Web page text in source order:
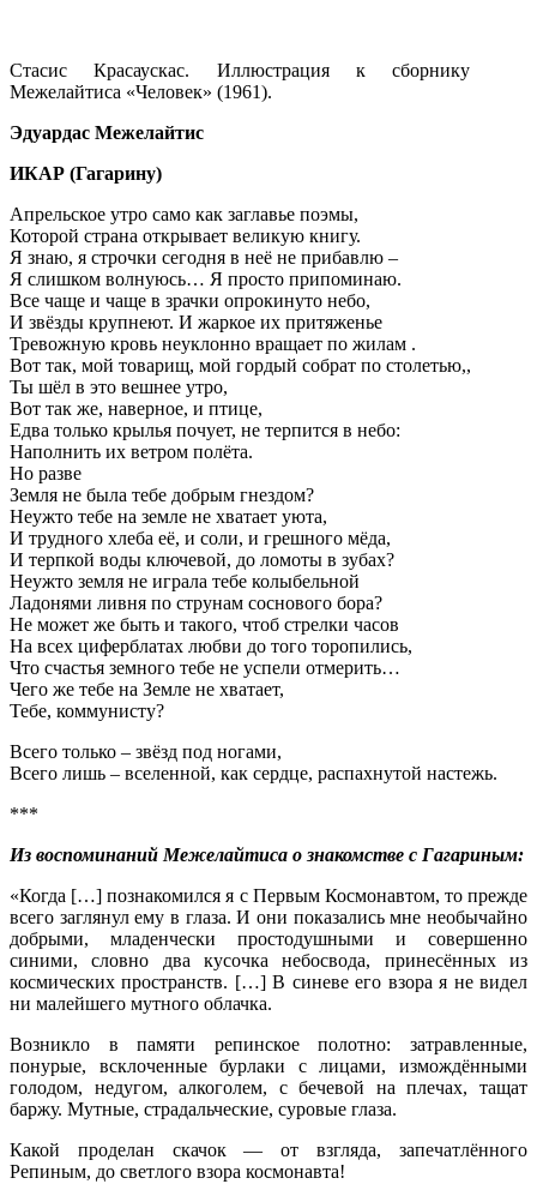
Стасис Красаускас. Иллюстрация к сборнику
Межелайтиса «Человек» (1961).
Эдуардас Межелайтис
ИКАР (Гагарину)
Апрельское утро само как заглавье поэмы,
Которой страна открывает великую книгу.
Я знаю, я строчки сегодня в неё не прибавлю –
Я слишком волнуюсь… Я просто припоминаю.
Все чаще и чаще в зрачки опрокинуто небо,
И звёзды крупнеют. И жаркое их притяженье
Тревожную кровь неуклонно вращает по жилам .
Вот так, мой товарищ, мой гордый собрат по столетью,,
Ты шёл в это вешнее утро,
Вот так же, наверное, и птице,
Едва только крылья почует, не терпится в небо:
Наполнить их ветром полёта.
Но разве
Земля не была тебе добрым гнездом?
Неужто тебе на земле не хватает уюта,
И трудного хлеба её, и соли, и грешного мёда,
И терпкой воды ключевой, до ломоты в зубах?
Неужто земля не играла тебе колыбельной
Ладонями ливня по струнам соснового бора?
Не может же быть и такого, чтоб стрелки часов
На всех циферблатах любви до того торопились,
Что счастья земного тебе не успели отмерить…
Чего же тебе на Земле не хватает,
Тебе, коммунисту?
Всего только – звёзд под ногами,
Всего лишь – вселенной, как сердце, распахнутой настежь.
***
Из воспоминаний Межелайтиса о знакомстве с Гагариным:
«Когда […] познакомился я с Первым Космонавтом, то прежде
всего заглянул ему в глаза. И они показались мне необычайно
добрыми, младенчески простодушными и совершенно
синими, словно два кусочка небосвода, принесённых из
космических пространств. […] В синеве его взора я не видел
ни малейшего мутного облачка.
Возникло в памяти репинское полотно: затравленные,
понурые, всклоченные бурлаки с лицами, измождёнными
голодом, недугом, алкоголем, с бечевой на плечах, тащат
баржу. Мутные, страдальческие, суровые глаза.
Какой проделан скачок — от взгляда, запечатлённого
Репиным, до светлого взора космонавта!